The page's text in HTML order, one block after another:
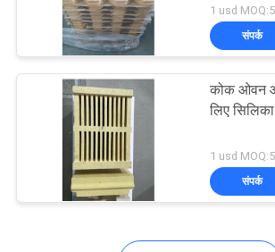
मोनोलिथिक
1 usd
संपर्क
कोक ओवन
लिए
1 usd
संपर्क